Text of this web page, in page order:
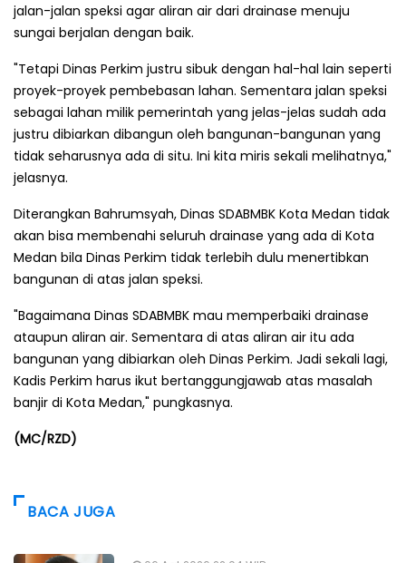
jalan-jalan speksi agar aliran air dari drainase menuju
sungai berjalan dengan baik.
"Tetapi Dinas Perkim justru sibuk dengan hal-hal lain seperti
proyek-proyek pembebasan lahan. Sementara jalan speksi
sebagai lahan milik pemerintah yang jelas-jelas sudah ada
justru dibiarkan dibangun oleh bangunan-bangunan yang
tidak seharusnya ada di situ. Ini kita miris sekali melihatnya,"
jelasnya.
Diterangkan Bahrumsyah, Dinas SDABMBK Kota Medan tidak
akan bisa membenahi seluruh drainase yang ada di Kota
Medan bila Dinas Perkim tidak terlebih dulu menertibkan
bangunan di atas jalan speksi.
"Bagaimana Dinas SDABMBK mau memperbaiki drainase
ataupun aliran air. Sementara di atas aliran air itu ada
bangunan yang dibiarkan oleh Dinas Perkim. Jadi sekali lagi,
Kadis Perkim harus ikut bertanggungjawab atas masalah
banjir di Kota Medan," pungkasnya.
(MC/RZD)
BACA JUGA